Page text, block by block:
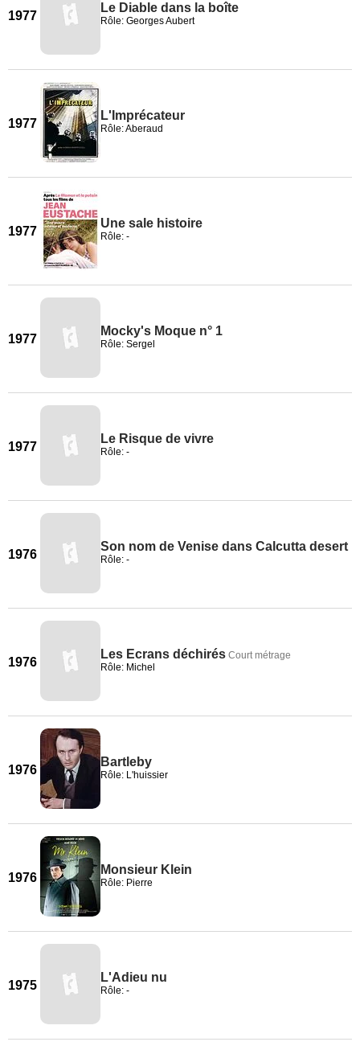
1977
Le Diable dans la boîte
Rôle: Georges Aubert
1977
L'Imprécateur
Rôle: Aberaud
1977
Une sale histoire
Rôle: -
1977
Mocky's Moque n° 1
Rôle: Sergel
1977
Le Risque de vivre
Rôle: -
1976
Son nom de Venise dans Calcutta desert
Rôle: -
1976
Les Ecrans déchirés Court métrage
Rôle: Michel
1976
Bartleby
Rôle: L'huissier
1976
Monsieur Klein
Rôle: Pierre
1975
L'Adieu nu
Rôle: -